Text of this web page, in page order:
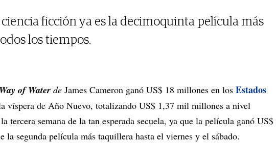
ciencia ficción ya es la decimoquinta película más
los tiempos.
of Water de James Cameron ganó US$ 18 millones en los Estados
víspera de Año Nuevo, totalizando US$ 1,37 mil millones a nivel
tercera semana de la tan esperada secuela, ya que la película ganó US$
la segunda película más taquillera hasta el viernes y el sábado.